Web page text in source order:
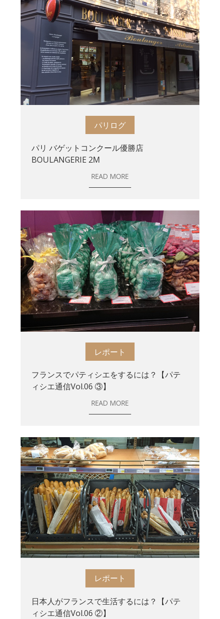
パリログ
パリ バゲットコンクール優勝店
BOULANGERIE 2M
READ MORE
レポート
フランスでパティシエをするには？【パテ
ィシエ通信Vol.06 ③】
READ MORE
レポート
日本人がフランスで生活するには？【パテ
ィシエ通信Vol.06 ②】